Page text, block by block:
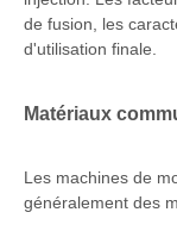
de fusion, les
d'utilisation finale.
Matériaux
Les machines de
généralement des